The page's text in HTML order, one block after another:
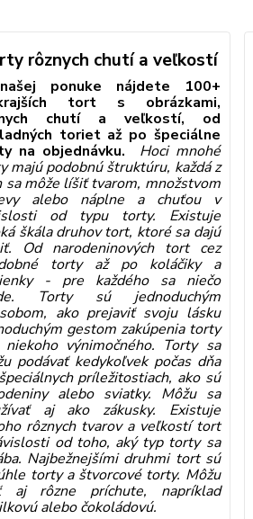
rôznych chutí a veľkostí
ponuke nájdete 100+
tort s obrázkami,
chutí a veľkostí, od
toriet až po špeciálne
na objednávku.
Hoci mnohé
majú podobnú štruktúru, každá z
sa môže líšiť tvarom, množstvom
alebo náplne a chuťou v
od typu torty. Existuje
škála druhov tort, ktoré sa dajú
Od narodeninových tort cez
torty až po koláčiky a
- pre každého sa niečo
Torty sú jednoduchým
ako prejaviť svoju lásku
gestom zakúpenia torty
výnimočného. Torty sa
podávať kedykoľvek počas dňa
príležitostiach, ako sú
alebo sviatky. Môžu sa
aj ako zákusky. Existuje
rôznych tvarov a veľkostí tort
od toho, aký typ torty sa
Najbežnejšími druhmi tort sú
torty a štvorcové torty. Môžu
aj rôzne príchute, napríklad
alebo čokoládovú.